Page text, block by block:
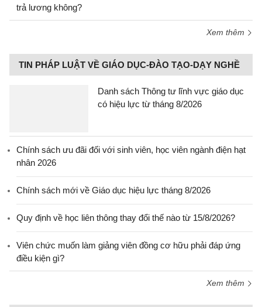
trả lương không?
Xem thêm
TIN PHÁP LUẬT VỀ GIÁO DỤC-ĐÀO TẠO-DẠY NGHỀ
Danh sách Thông tư lĩnh vực giáo dục
có hiệu lực từ tháng 8/2026
Chính sách ưu đãi đối với sinh viên, học viên ngành điện hạt
nhân 2026
Chính sách mới về Giáo dục hiệu lực tháng 8/2026
Quy định về học liên thông thay đổi thế nào từ 15/8/2026?
Viên chức muốn làm giảng viên đồng cơ hữu phải đáp ứng
điều kiện gì?
Xem thêm